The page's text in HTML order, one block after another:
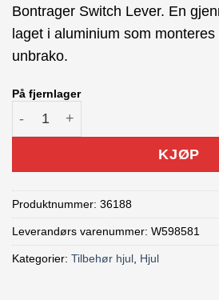
Bontrager Switch Lever. En
laget i aluminium som
unbrako.
På fjernlager
KJØP
Produktnummer: 36188
Leverandørs varenummer: W598581
Kategorier: Tilbehør hjul, Hjul